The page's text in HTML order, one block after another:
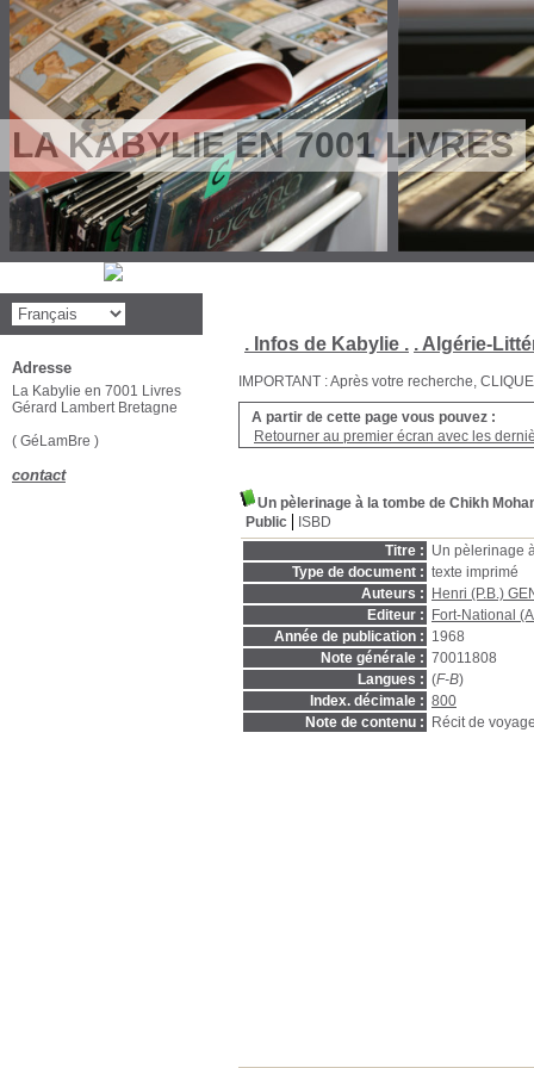
LA KABYLIE EN 7001 LIVRES
. Infos de Kabylie . . Algérie-
IMPORTANT : Après votre recherche,
A partir de cette page vous pouvez :
Retourner au premier écran avec les
Un pèlerinage à la tombe de Chikh
Public
ISBD
Titre : Un pèlerinage
Type de document : texte imprimé
Auteurs :
Henri (P.B.)
Editeur :
Fort-National
Année de publication : 1968
Note générale : 70011808
Langues : (F-B)
Index. décimale : 800
Note de contenu :
Récit de
Adresse
La Kabylie en 7001 Livres
Gérard Lambert Bretagne
( GéLamBre )
contact